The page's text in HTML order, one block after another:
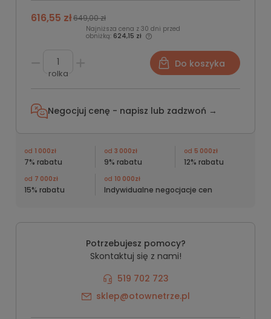
616,55 zł649,00 zł
Najniższa cena z 30 dni przed
obniżką: 624,15 zł
rolka
Do koszyka
Negocjuj cenę - napisz lub zadzwoń →
od 1 000zł
7% rabatu
od 3 000zł
9% rabatu
od 5 000zł
12% rabatu
od 7 000zł
15% rabatu
od 10 000zł
Indywidualne negocjacje cen
Potrzebujesz pomocy?
Skontaktuj się z nami!
519 702 723
sklep@otownetrze.pl